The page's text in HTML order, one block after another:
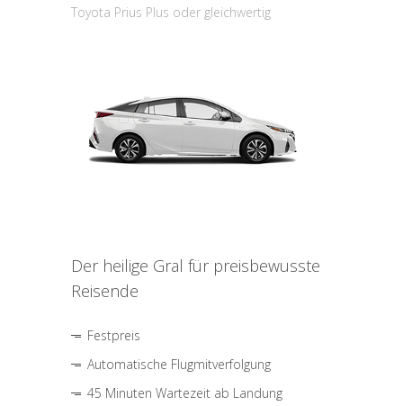
Toyota Prius Plus oder gleichwertig
Der heilige Gral für preisbewusste
Reisende
Festpreis
Automatische Flugmitverfolgung
45 Minuten Wartezeit ab Landung